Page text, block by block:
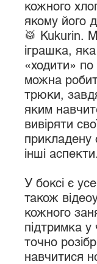
кожного
якому його
🥁 Kukurin.
іграшка,
«ходити»
можна
трюки,
яким
вивіряти
прикладену
інші аспекти.
У боксі є
також
кожного
підтримка у
точно
навчитися